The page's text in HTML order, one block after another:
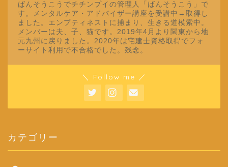
ばんそうこうでチチンプイの管理人「ばんそうこう」で
す。メンタルケア・アドバイザー講座を受講中→取得し
ました。エンプティネストに捕まり、生きる道模索中。
メンバーは夫、子、猫です。2019年4月より関東から地
元九州に戻りました。2020年は宅建士資格取得でフォ
ーサイト利用で不合格でした。残念。
＼ Follow me ／
カテゴリー